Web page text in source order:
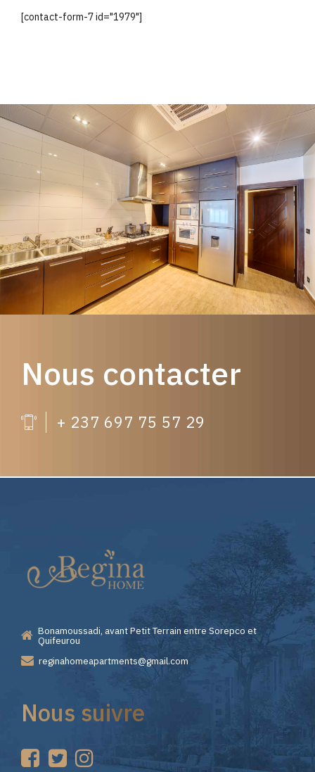
[contact-form-7 id="1979"]
Nous contacter
+ 237 697 75 57 29
Casino
—
Premiers
Pas
sur
Choisir
Lizaro
Casino
pour
vos
Bonamoussadi, avant Petit Terrain entre Sorepco et
Quifeurou
reginahomeapartments@gmail.com
Nous suivre